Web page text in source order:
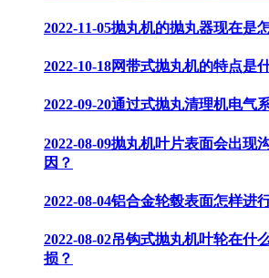
2022-11-05抛丸机的抛丸器现在是
2022-10-18网带式抛丸机的特点是
2022-09-20通过式抛丸清理机电气
2022-08-09抛丸机叶片表面会出现
因？
2022-08-04铝合金轮毂表面怎样进
2022-08-02吊钩式抛丸机叶轮在什
损？